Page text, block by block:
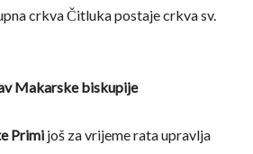
crkva Čitluka postaje crkva sv.
Makarske biskupije
Primi još za vrijeme rata upravlja